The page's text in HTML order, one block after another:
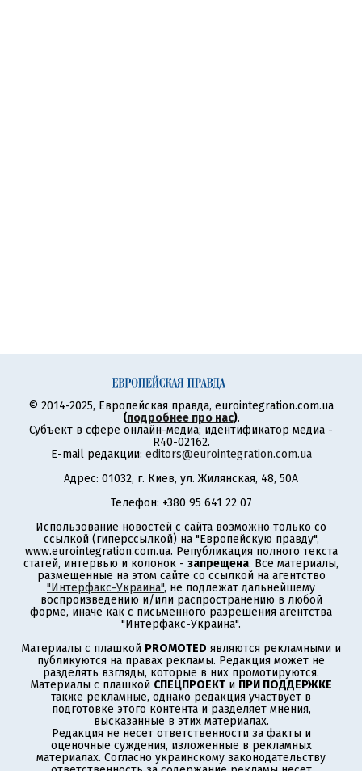
© 2014-2025, Европейская правда, eurointegration.com.ua
(подробнее про нас).
Субъект в сфере онлайн-медиа; идентификатор медиа -
R40-02162.
E-mail редакции: editors@eurointegration.com.ua
Адрес: 01032, г. Киев, ул. Жилянская, 48, 50А
Телефон: +380 95 641 22 07
Использование новостей с сайта возможно только со
ссылкой (гиперссылкой) на "Европейскую правду",
www.eurointegration.com.ua. Републикация полного текста
статей, интервью и колонок - запрещена. Все материалы,
размещенные на этом сайте со ссылкой на агентство
"Интерфакс-Украина", не подлежат дальнейшему
воспроизведению и/или распространению в любой
форме, иначе как с письменного разрешения агентства
"Интерфакс-Украина".
Материалы с плашкой PROMOTED являются рекламными и
публикуются на правах рекламы. Редакция может не
разделять взгляды, которые в них промотируются.
Материалы с плашкой СПЕЦПРОЕКТ и ПРИ ПОДДЕРЖКЕ
также рекламные, однако редакция участвует в
подготовке этого контента и разделяет мнения,
высказанные в этих материалах.
Редакция не несет ответственности за факты и
оценочные суждения, изложенные в рекламных
материалах. Согласно украинскому законодательству